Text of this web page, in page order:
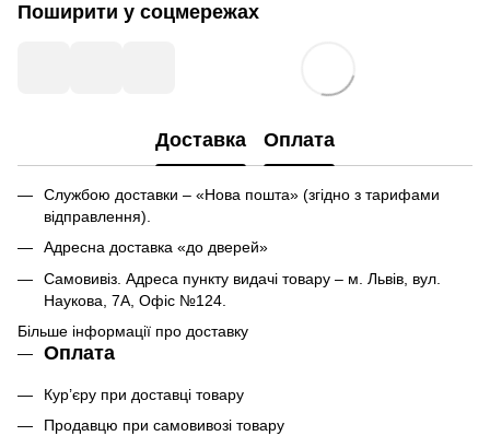
Поширити у соцмережах
Доставка Оплата
Службою доставки – «Нова пошта» (згідно з тарифами
відправлення).
Адресна доставка «до дверей»
Самовивіз. Адреса пункту видачі товару – м. Львів, вул.
Наукова, 7А, Офіс №124.
Більше інформації про доставку
Оплата
Кур’єру при доставці товару
Продавцю при самовивозі товару